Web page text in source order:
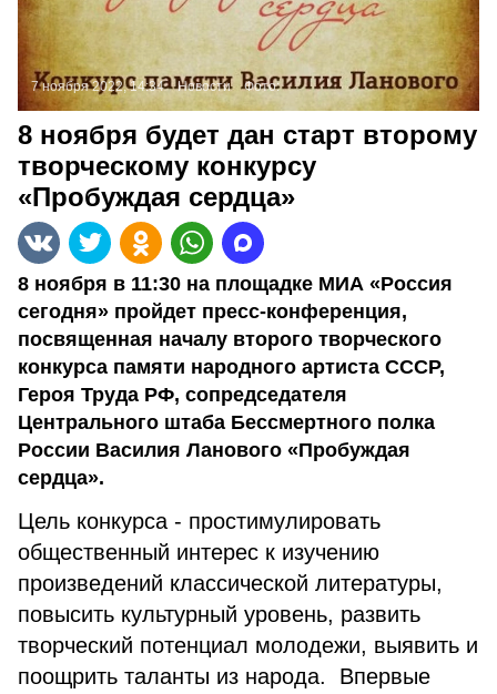
7 ноября 2022, 14:34 Новости Фото:
8 ноября будет дан старт второму
творческому конкурсу
«Пробуждая сердца»
8 ноября в 11:30 на площадке МИА «Россия
сегодня» пройдет пресс-конференция,
посвященная началу второго творческого
конкурса памяти народного артиста СССР,
Героя Труда РФ, сопредседателя
Центрального штаба Бессмертного полка
России Василия Ланового «Пробуждая
сердца».
Цель конкурса - простимулировать
общественный интерес к изучению
произведений классической литературы,
повысить культурный уровень, развить
творческий потенциал молодежи, выявить и
поощрить таланты из народа. Впервые